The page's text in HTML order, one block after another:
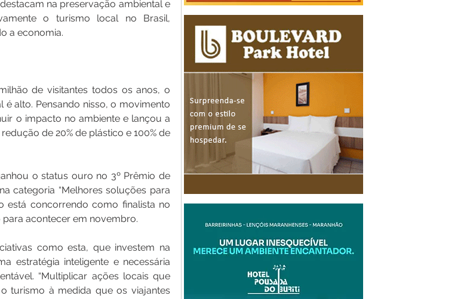
na preservação ambiental e
o turismo local no Brasil,
a economia.
de visitantes todos os anos, o
alto. Pensando nisso, o movimento
o impacto no ambiente e lançou a
de 20% de plástico e 100% de
o status ouro no 3º Prêmio de
categoria “Melhores soluções para
está concorrendo como finalista no
acontecer em novembro.
como esta, que investem na
estratégia inteligente e necessária
“Multiplicar ações locais que
turismo à medida que os viajantes